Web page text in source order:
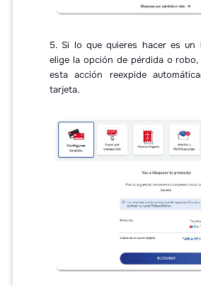
5. Si lo que quieres hacer es un
elige la opción de pérdida o
esta acción reexpide
tarjeta.